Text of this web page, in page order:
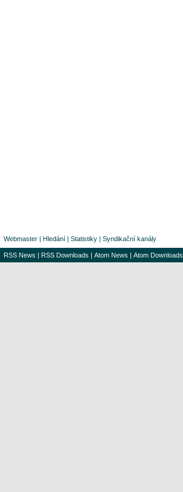
Webmaster | Hledání | Statistiky | Syndikační kanály
RSS News | RSS Downloads | Atom News | Atom Downloads